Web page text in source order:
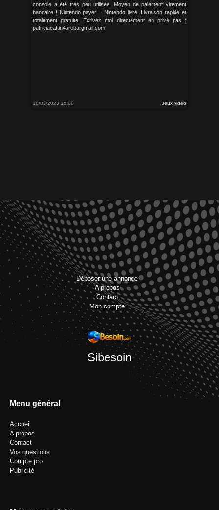
console a été très peu utilisée. Moyen de paiement virement
bancaire ! Nintendo payer = Nintendo livré. Livraison rapide et
totalement gratuite. Écrivez moi directement en privé pas :
patriciacattin4arobargmail.com
18/02/2023 15:00 Jeux vidéo
Déposer une annonce
A propos
Contact
Mon compte
Sibesoin
Menu général
Accueil
A propos
Contact
Vos questions
Compte pro
Publicité